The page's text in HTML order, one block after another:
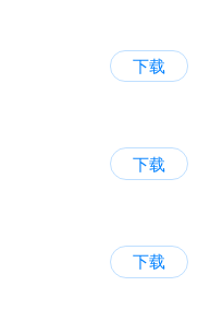
下载
下载
下载